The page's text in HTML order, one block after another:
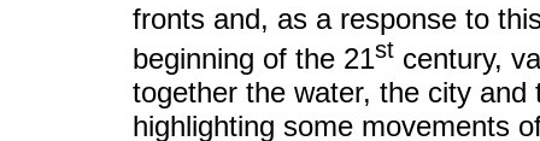
fronts and, as a response to
beginning of the 21st century,
together the water, the city
highlighting some movements